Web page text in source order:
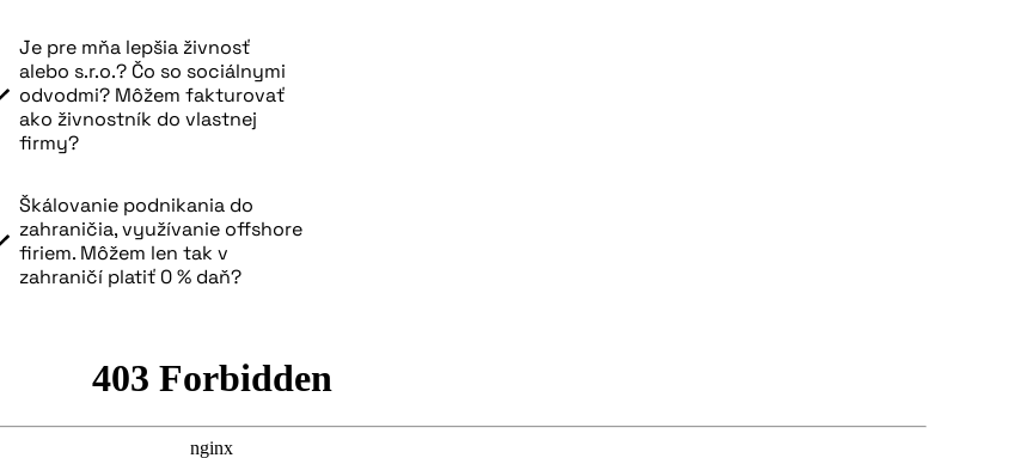
Je pre mňa lepšia živnosť
alebo s.r.o.? Čo so sociálnymi
odvodmi? Môžem fakturovať
ako živnostník do vlastnej
firmy?
Škálovanie podnikania do
zahraničia, využívanie offshore
firiem. Môžem len tak v
zahraničí platiť 0 % daň?